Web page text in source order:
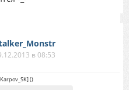
в 08:53
()